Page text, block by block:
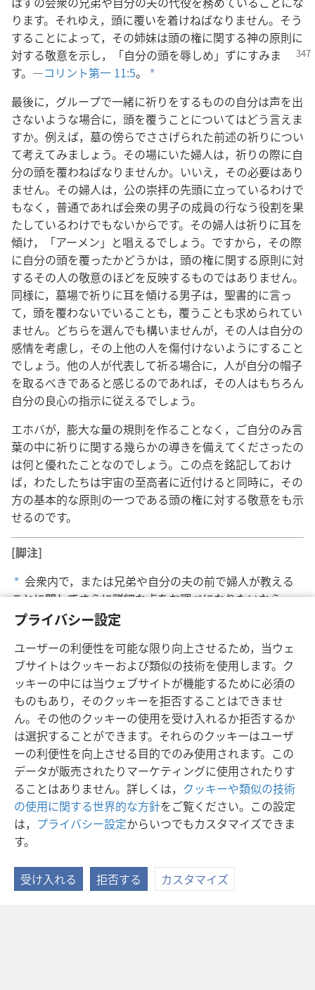
プライバシー設定
ユーザーの利便性を可能な限り向上させるため，当ウェ
ブサイトはクッキーおよび類似の技術を使用します。ク
ッキーの中には当ウェブサイトが機能するために必須の
ものもあり，そのクッキーを拒否することはできませ
ん。その他のクッキーの使用を受け入れるか拒否するか
は選択することができます。それらのクッキーはユーザ
ーの利便性を向上させる目的でのみ使用されます。この
データが販売されたりマーケティングに使用されたりす
ることはありません。詳しくは， クッキーや類似の技術
の使用に関する世界的な方針をご覧ください。この設定
は， プライバシー設定からいつでもカスタマイズできま
す。
受け入れる 拒否する カスタマイズ
ります。それゆえ，頭に覆いを着けねばなりません。そう
することによって，その姉妹は頭の権に関する神の原則に
対する敬意を示し，「自分の頭を辱しめ」ずにすみま
す。―コリント第一 11:5。 a
最後に，グループで一緒に祈りをするものの自分は声を出
さないような場合に，頭を覆うことについてはどう言えま
すか。例えば，墓の傍らでささげられた前述の祈りについ
て考えてみましょう。その場にいた婦人は，祈りの際に自
分の頭を覆わねばなりませんか。いいえ，その必要はあり
ません。その婦人は，公の崇拝の先頭に立っているわけで
もなく，普通であれば会衆の男子の成員の行なう役割を果
たしているわけでもないからです。その婦人は祈りに耳を
傾け，「アーメン」と唱えるでしょう。ですから，その際
に自分の頭を覆ったかどうかは，頭の権に関する原則に対
するその人の敬意のほどを反映するものではありません。
同様に，墓場で祈りに耳を傾ける男子は，聖書的に言っ
て，頭を覆わないでいることも，覆うことも求められてい
ません。どちらを選んでも構いませんが，その人は自分の
感情を考慮し，その上他の人を傷付けないようにすること
でしょう。他の人が代表して祈る場合に，人が自分の帽子
を取るべきであると感じるのであれば，その人はもちろん
自分の良心の指示に従えるでしょう。
エホバが，膨大な量の規則を作ることなく，ご自分のみ言
葉の中に祈りに関する幾らかの導きを備えてくださったの
は何と優れたことなのでしょう。この点を銘記しておけ
ば，わたしたちは宇宙の至高者に近付けると同時に，その
方の基本的な原則の一つである頭の権に対する敬意をも示
せるのです。
[脚注]
a 会衆内で，または兄弟や自分の夫の前で婦人が教える
ことに関してさらに詳細な点をお調べになりたいなら，
1972年11月1日号の「ものみの塔」誌の670，671ページ